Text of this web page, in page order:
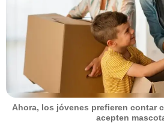
Ahora, los jóvenes prefieren contar
acepten